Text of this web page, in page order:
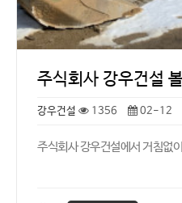
주식회사 강우건설
강우건설 1356 02-12
주식회사 강우건설에서 거침없